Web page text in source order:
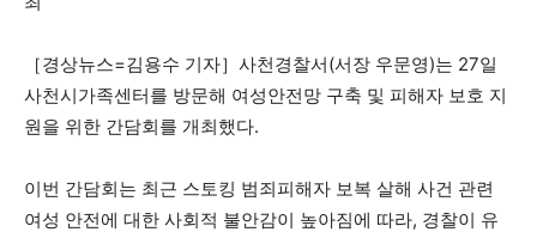
［경상뉴스=김용수 기자］사천경찰서(서장 우문영)는 27일
사천시가족센터를 방문해 여성안전망 구축 및 피해자 보호 지
원을 위한 간담회를 개최했다.
이번 간담회는 최근 스토킹 범죄피해자 보복 살해 사건 관련
여성 안전에 대한 사회적 불안감이 높아짐에 따라, 경찰이 유